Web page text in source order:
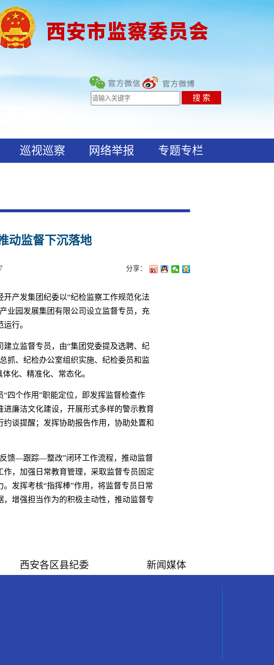
巡视巡察 网络举报
专题专栏
动监督下沉落地
分享：
产发集团纪委以“纪检监察工作规范化法
业园发展集团有限公司设立监督专员，充
行。
立监督专员，由“集团党委提及选聘、纪
抓、纪检办公室组织实施、纪检委员和监
化、精准化、常态化。
四个作用”职能定位，即发挥监督检查作
廉洁文化建设，开展形式多样的警示教育
谈提醒；发挥协助报告作用，协助处置和
馈—跟踪—整改”闭环工作流程，推动监督
，加强日常教育管理，采取监督专员固定
发挥考核“指挥棒”作用，将监督专员日常
增强担当作为的积极主动性，推动监督专
西安各区县纪委 新闻媒体